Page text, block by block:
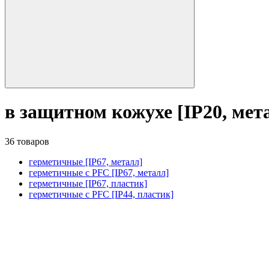
в защитном кожухе [IP20,
36 товаров
герметичные [IP67, металл]
герметичные с PFC [IP67, металл]
герметичные [IP67, пластик]
герметичные с PFC [IP44, пластик]